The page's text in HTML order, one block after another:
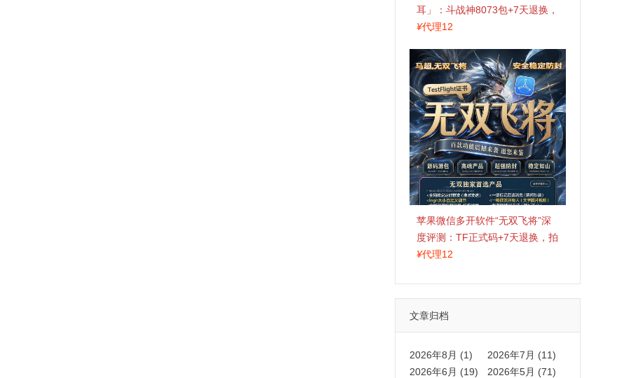
耳」：斗战神8073包+7天退换，
认准拍拍卡激活码商城
¥代理12
苹果微信多开软件“无双飞将”深
度评测：TF正式码+7天退换，拍
拍卡激活码商城正品保障
¥代理12
文章归档
2026年8月 (1)
2026年7月 (11)
2026年6月 (19)
2026年5月 (71)